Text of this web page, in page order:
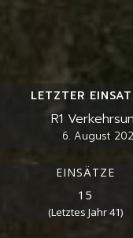
LETZTER
R1
6. August
EINSÄTZE
15
(Letztes Jahr41)